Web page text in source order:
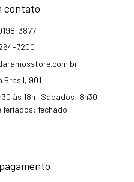
contato
3877
7200
Brasil, 901
às 18h | Sábados: 8h30
feriados: fechado